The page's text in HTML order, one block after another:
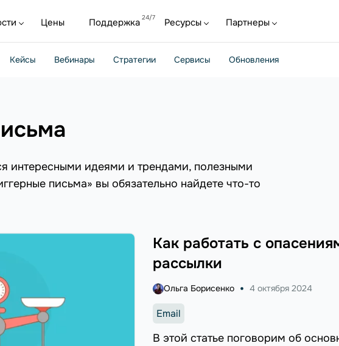
Цены Поддержка Ресурсы Партнеры
Кейсы Вебинары Стратегии Сервисы Обновления
интересными идеями и трендами, полезными
письма» вы обязательно найдете что-то
Как работать с
рассылки
Ольга Борисенко 4 октября 2024
Email
В этой статье поговорим об